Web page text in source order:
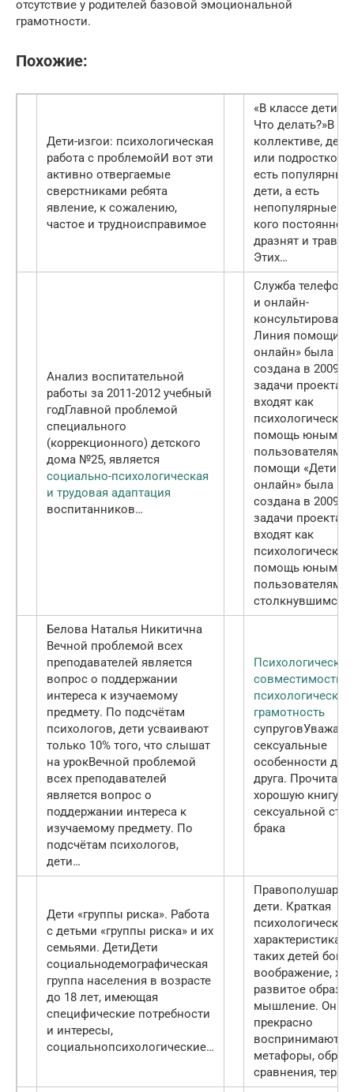
отсутствие у родителей базовой эмоциональной
грамотности.
Похожие:
Дети-изгои: психологическая
работа с проблемойИ вот эти
активно отвергаемые
сверстниками ребята
явление, к сожалению,
частое и трудноисправимое
«В классе дети-
Что делать?»В
коллективе,
или
есть популярные
дети, а есть
непопулярные —
кого постоянно
дразнят и травят.
Этих…
Анализ воспитательной
работы за 2011-2012 учебный
годГлавной проблемой
специального
(коррекционного) детского
дома №25, является
социально-психологическая
и трудовая адаптация
воспитанников…
Служба
и онлайн-
Линия помощи
онлайн» была
создана в 2009
задачи проекта
входят как
психологическая
помощь юным
пользователям,
помощи «Дети
онлайн» была
создана в 2009
задачи проекта
входят как
психологическая
помощь юным
пользователям,
столкнувшимся…
Белова Наталья Никитична
Вечной проблемой всех
преподавателей является
вопрос о поддержании
интереса к изучаемому
предмету. По подсчётам
психологов, дети усваивают
только 10% того, что слышат
на урокВечной проблемой
всех преподавателей
является вопрос о
поддержании интереса к
изучаемому предмету. По
подсчётам психологов,
дети…
Психологическая
совместимость
психологическая
грамотность
супругов
сексуальные
особенности друг
друга.
хорошую книгу о
сексуальной
брака
Дети «группы риска». Работа
с детьми «группы риска» и их
семьями. ДетиДети
социальнодемографическая
группа населения в возрасте
до 18 лет, имеющая
специфические потребности
и интересы,
социальнопсихологические…
дети. Краткая
психологическая
характеристика
таких детей
воображение,
развитое
мышление. Они
прекрасно
воспринимают
метафоры,
сравнения,